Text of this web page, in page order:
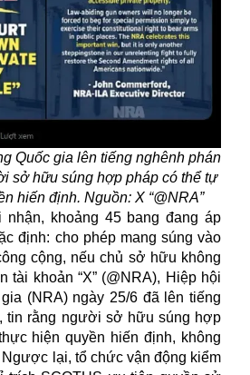
Quốc gia lên tiếng nghênh phán
sở hữu súng hợp pháp có thể tự
hiến định. Nguồn: X “@NRA”
nhận, khoảng 45 bang đang áp
định: cho phép mang súng vào
cộng, nếu chủ sở hữu không
tài khoản “X” (@NRA), Hiệp hội
(NRA) ngày 25/6 đã lên tiếng
tin rằng người sở hữu súng hợp
hiện quyền hiến định, không
lại, tổ chức vận động kiểm